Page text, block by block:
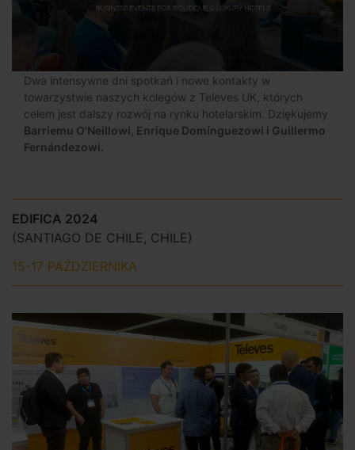
Dwa intensywne dni spotkań i nowe kontakty w
towarzystwie naszych kolegów z Televes UK, których
celem jest dalszy rozwój na rynku hotelarskim. Dziękujemy
Barriemu O'Neillowi, Enrique Domínguezowi i Guillermo
Fernándezowi.
EDIFICA 2024
(SANTIAGO DE CHILE, CHILE)
15-17 PAŹDZIERNIKA